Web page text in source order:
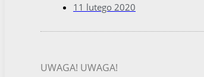
11 lutego 2020
UWAGA! UWAGA!